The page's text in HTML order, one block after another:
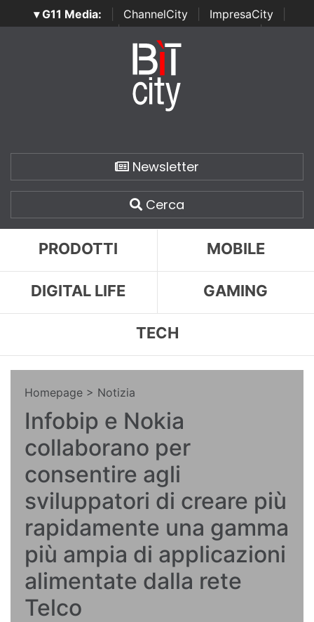
▾ G11 Media: ChannelCity ImpresaCity
SecurityOpenLab | Italian Channel Awards | Italian
Italian Security Awards
Newsletter
Cerca
PRODOTTI MOBILE
DIGITAL LIFE GAMING
TECH
Homepage > Notizia
Infobip e Nokia
collaborano per
consentire agli
sviluppatori di creare più
rapidamente una gamma
più ampia di applicazioni
alimentate dalla rete
Telco